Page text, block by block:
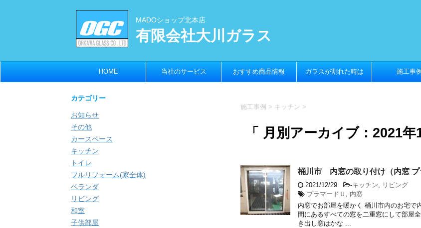
MADOショップ北本店
有限会社大川ガラス
HOME 当社のサービス おすすめ商品情報 ガラスが割れた時は 施工事例
施工事例 > キッチン >
「 月別アーカイブ：2021
桶川市 内窓の取り付け（内窓 プ
2021/12/29 -キッチン, リビング
プラマードＵ , 内窓
内窓でお部屋を暖かく 桶川市内のお宅で
間にあるすべての窓を二重窓にして部
き出し窓はかな ...
カテゴリー
お知らせ
その他
カースペース
キッチン
トイレ
フルリフォーム(家全体)
ベランダ
リビング
和室
子供部屋